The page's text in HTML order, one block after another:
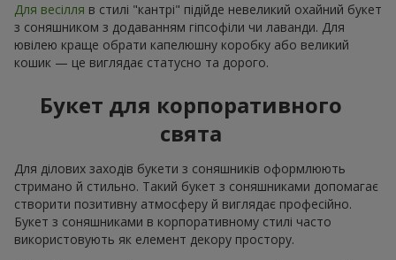
Для весілля в стилі "кантрі" підійде невеликий охайний букет
з соняшником з додаванням гіпсофіли чи лаванди. Для
ювілею краще обрати капелюшну коробку або великий
кошик — це виглядає статусно та дорого.
Букет для корпоративного
свята
Для ділових заходів букети з соняшників оформлюють
стримано й стильно. Такий букет з соняшниками допомагає
створити позитивну атмосферу й виглядає професійно.
Букет з соняшниками в корпоративному стилі часто
використовують як елемент декору простору.